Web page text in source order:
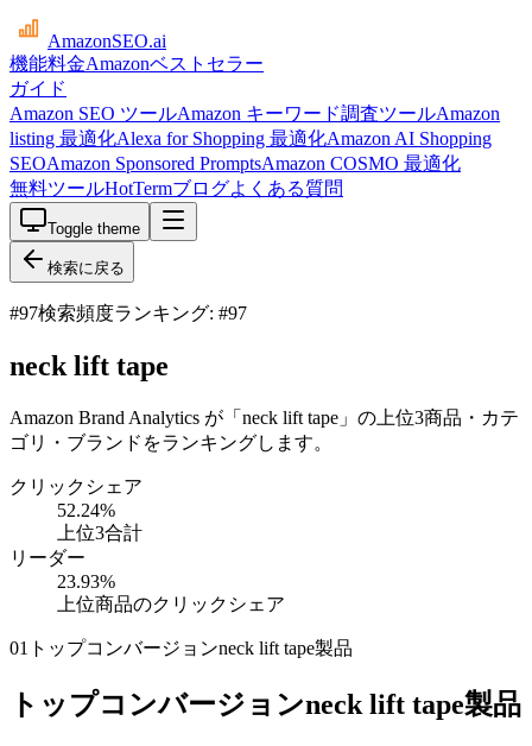
AmazonSEO.ai
機能料金Amazonベストセラー
ガイド
Amazon SEO ツールAmazon キーワード調査ツールAmazon
listing 最適化Alexa for Shopping 最適化Amazon AI Shopping
SEOAmazon Sponsored PromptsAmazon COSMO 最適化
無料ツールHotTermブログよくある質問
Toggle theme
検索に戻る
#97検索頻度ランキング: #97
neck lift tape
Amazon Brand Analytics が「neck lift tape」の上位3商品・カテ
ゴリ・ブランドをランキングします。
クリックシェア
52.24%
上位3合計
リーダー
23.93%
上位商品のクリックシェア
01 トップコンバージョンneck lift tape製品
トップコンバージョンneck lift tape製品